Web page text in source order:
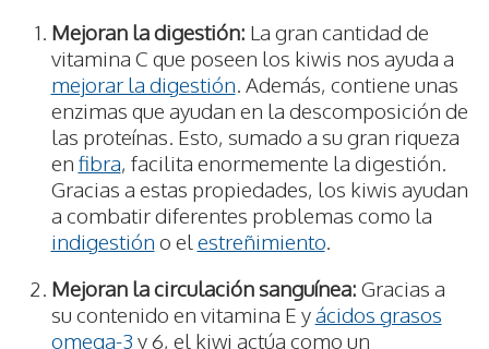
Mejoran la digestión: La gran cantidad de
vitamina C que poseen los kiwis nos ayuda a
mejorar la digestión. Además, contiene unas
enzimas que ayudan en la descomposición de
las proteínas. Esto, sumado a su gran riqueza
en fibra, facilita enormemente la digestión.
Gracias a estas propiedades, los kiwis ayudan
a combatir diferentes problemas como la
indigestión o el estreñimiento.
Mejoran la circulación sanguínea: Gracias a
su contenido en vitamina E yácidos grasos
omega-3 y 6, el kiwi actúa como un